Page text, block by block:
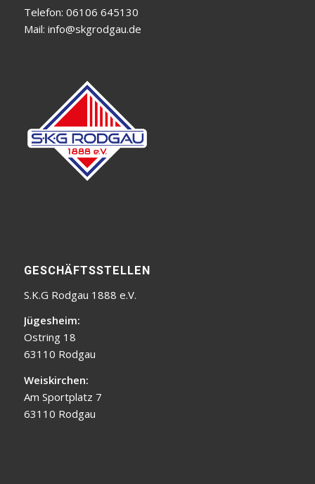
Telefon: 06106 645130
Mail: info@skgrodgau.de
GESCHÄFTSSTELLEN
S.K.G Rodgau 1888 e.V.
Jügesheim:
Ostring 18
63110 Rodgau
Weiskirchen:
Am Sportplatz 7
63110 Rodgau